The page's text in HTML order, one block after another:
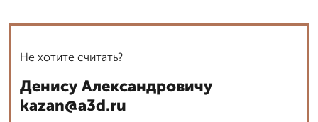
Не хотите считать?
Денису Александровичу
kazan@a3d.ru